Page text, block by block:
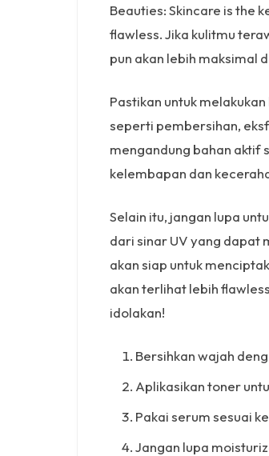
Beauties: Skincare is the
flawless. Jika kulitmu
pun akan lebih maksimal
Pastikan untuk
seperti pembersihan,
mengandung bahan aktif
kelembapan dan
Selain itu, jangan lupa
dari sinar UV yang dapat
akan siap untuk
akan terlihat lebih
idolakan!
Bersihkan wajah
Aplikasikan toner
Pakai serum sesuai
Jangan lupa